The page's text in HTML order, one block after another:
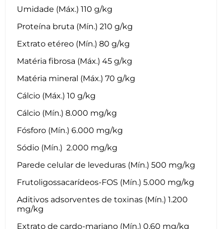
Umidade (Máx.) 110 g/kg
Proteína bruta (Mín.) 210 g/kg
Extrato etéreo (Mín.) 80 g/kg
Matéria fibrosa (Máx.) 45 g/kg
Matéria mineral (Máx.) 70 g/kg
Cálcio (Máx.) 10 g/kg
Cálcio (Mín.) 8.000 mg/kg
Fósforo (Mín.) 6.000 mg/kg
Sódio (Mín.) 2.000 mg/kg
Parede celular de leveduras (Mín.) 500 mg/kg
Frutoligossacarídeos-FOS (Mín.) 5.000 mg/kg
Aditivos adsorventes de toxinas (Mín.) 1.200
mg/kg
Extrato de cardo-mariano (Mín.) 0,60 mg/kg